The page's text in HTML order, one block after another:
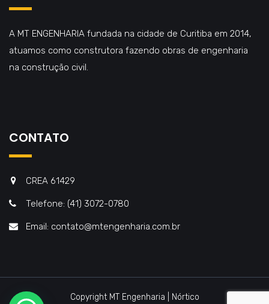
A MT ENGENHARIA fundada na cidade de Curitiba em 2014,
atuamos como construtora fazendo obras de engenharia
na construção civil.
CONTATO
CREA 61429
Telefone: (41) 3072-0780
Email: contato@mtengenharia.com.br
Copyright MT Engenharia | Nórtico